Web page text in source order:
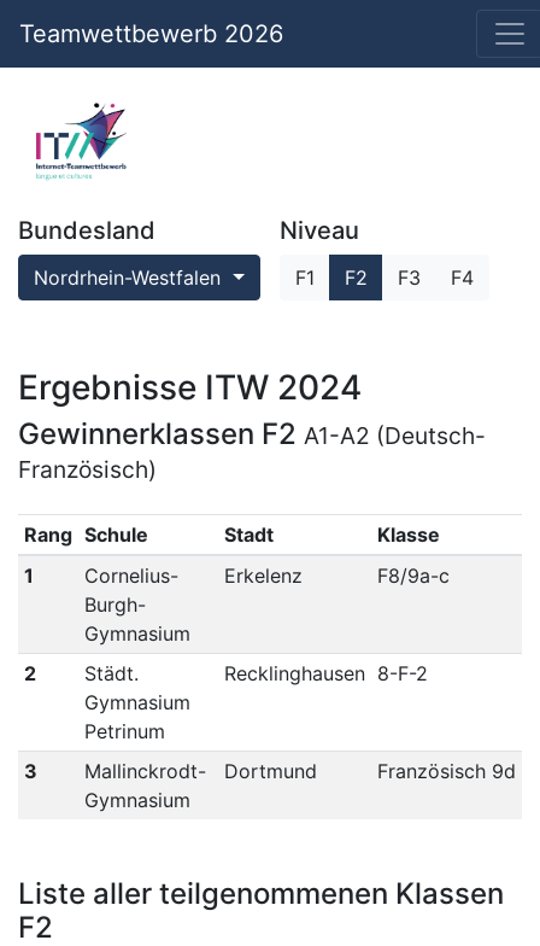
Teamwettbewerb 2026
Bundesland
Nordrhein-Westfalen
Niveau
F1 F2 F3 F4
Ergebnisse ITW 2024
Gewinnerklassen F2 A1-A2 (Deutsch-
Französisch)
Rang Schule Stadt
Klasse
1
Cornelius-
Burgh-
Gymnasium
Erkelenz F8/9a-c
2
Städt.
Gymnasium
Petrinum
Recklinghausen 8-F-2
3
Mallinckrodt-
Gymnasium
Dortmund Französisch 9d
Liste aller teilgenommenen Klassen
F2